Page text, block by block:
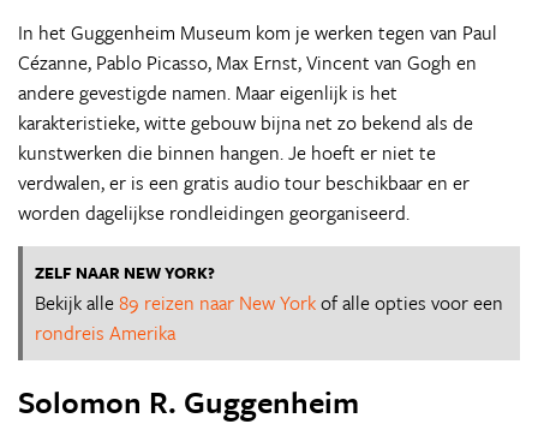
In het Guggenheim Museum kom je werken tegen van Paul
Cézanne, Pablo Picasso, Max Ernst, Vincent van Gogh en
andere gevestigde namen. Maar eigenlijk is het
karakteristieke, witte gebouw bijna net zo bekend als de
kunstwerken die binnen hangen. Je hoeft er niet te
verdwalen, er is een gratis audio tour beschikbaar en er
worden dagelijkse rondleidingen georganiseerd.
ZELF NAAR NEW YORK?
Bekijk alle89 reizen naar New Yorkof alle opties voor een
rondreis Amerika
Solomon R. Guggenheim